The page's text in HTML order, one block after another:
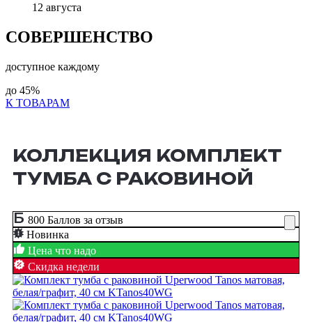
12 августа
СОВЕРШЕНСТВО
доступное каждому
до 45%
К ТОВАРАМ
КОЛЛЕКЦИЯ КОМПЛЕКТ
ТУМБА С РАКОВИНОЙ
800 Баллов за отзыв
Новинка
Цена что надо
Скидка недели